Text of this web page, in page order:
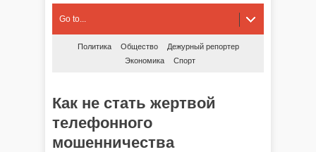
Go to...
Политика Общество
Дежурный репортер
Экономика
Спорт
Как не стать жертвой
телефонного
мошенничества